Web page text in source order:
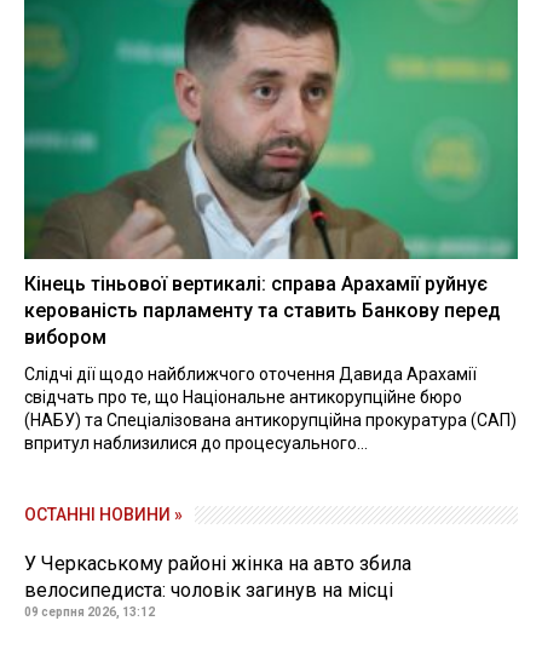
Кінець тіньової вертикалі: справа Арахамії руйнує
керованість парламенту та ставить Банкову перед
вибором
Слідчі дії щодо найближчого оточення Давида Арахамії
свідчать про те, що Національне антикорупційне бюро
(НАБУ) та Спеціалізована антикорупційна прокуратура (САП)
впритул наблизилися до процесуального...
ОСТАННІ НОВИНИ »
У Черкаському районі жінка на авто збила
велосипедиста: чоловік загинув на місці
09 серпня 2026, 13:12